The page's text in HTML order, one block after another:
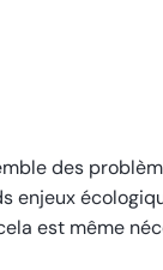
des
est même